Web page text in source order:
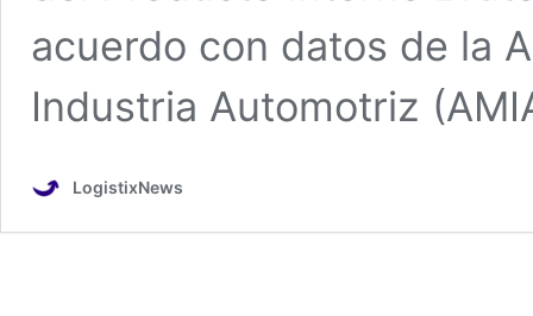
acuerdo con datos de la
Industria Automotriz
LogistixNews